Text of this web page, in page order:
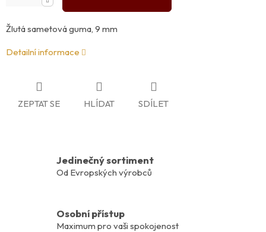
Žlutá sametová guma, 9 mm
Detailní informace
ZEPTAT SE HLÍDAT SDÍLET
Jedinečný sortiment
Od Evropských výrobců
Osobní přístup
Maximum pro vaši spokojenost